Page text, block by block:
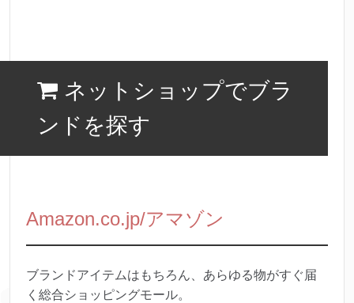
ネットショップでブラ
ンドを探す
Amazon.co.jp/アマゾン
ブランドアイテムはもちろん、あらゆる物がすぐ届
く総合ショッピングモール。